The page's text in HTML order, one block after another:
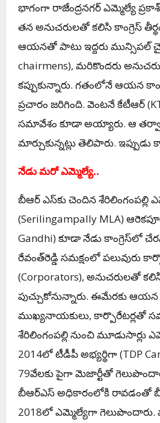
భాగంగా రాజేంద్రనగర్‌ ఎమ్మెల్యే
తన అనుచరులతో కలిసి కాంగ్రెస్
ఆయనతో పాటు ఇద్దరు మున్సిపల్‌
chairmens), మరికొందరు
కప్పుకున్నారు. గ‌తంలోనే ఆయ‌న
ప్ర‌చారం జ‌రిగింది. వెంట‌నే కేటీఆర్
స‌మావేశం కూడా అయ్యారు. ఆ
మార్చుకున్న‌ట్లు తెలిపారు.
నేడు మ‌రో ఎమ్మెల్యే..
బీఆర్ ఎస్‌కు చెందిన‌ శేరిలింగంప‌ల్లి
(Serilingampally MLA)
Gandhi) కూడా నేడు కాంగ్రెస్‌లో
రేవంత్‌రెడ్డి సమక్షంలో పలువురు
(Corporators), అనుచరులతో
పుచ్చుకోనున్నారు. ఈమేరకు ఆయన
ముఖ్యనాయకులు, కార్పొరేటర్లతో
శేరిలింగంపల్లి నుంచి మూడుసార్లు
2014లో టీడీపీ అభ్యర్థిగా (TDP
79వేలకు పైగా మెజార్టీతో
బీఆర్‌ఎస్‌ అధికారంలోకి రావడంతో
2018లో ఎమ్మెల్యేగా